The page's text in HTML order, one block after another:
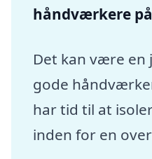
håndværkere
Det kan være en
gode
har tid til at
inden for en